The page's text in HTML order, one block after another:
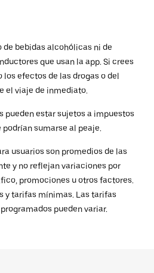
de bebidas alcohólicas ni de
que usan la app. Si crees
efectos de las drogas o del
el viaje de inmediato.
pueden estar sujetos a impuestos
sumarse al peaje.
usuarios son promedios de las
y no reflejan variaciones por
promociones u otros factores.
y tarifas mínimas. Las tarifas
pueden variar.